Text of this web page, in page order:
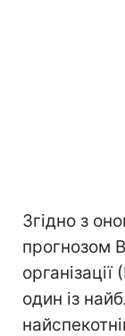
Згідно з
прогнозом
один із